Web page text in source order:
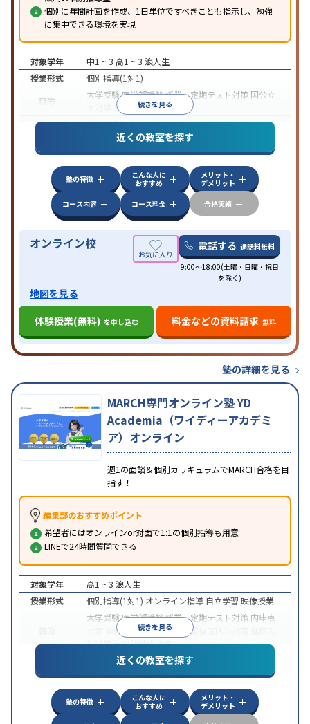
個別に年間計画を作成、1日単位ですべきことも指示し、勉強
に集中できる環境を実現
続きを見る
対象学年 中1 ~ 3 高1 ~ 3 浪人生
授業形式
個別指導(1対1)
目的
大学受験医学部受験授業・定期テスト対策 国公立
英検(英語検定)対策
中高一貫校生に対応授業の振替可能オンライン対
自習室あり
近くの教室を探す
塾の特徴
こんな人に
おすすめ
メリット・
デメリット
コース内容
コース料金 合格実績
オンライン校 電話する 通話料無料
9:00～18:00(土曜・日曜・祝日
を除く)
地図を見る
体験授業(無料) を申し込む 料金などの資料請求 無料
塾の詳細を見る
MARCH専門オンライン塾 YD
Academia（ワイディーアカデミ
ア）オンライン
週1の面談＆個別カリキュラムでMARCH合格を目
指す！
編集部のおすすめポイント
希望者にはオンラインor対面で1:1の個別指導も用意
LINEで24時間質問できる
続きを見る
対象学年 高1 ~ 3 浪人生
授業形式
個別指導(1対1) オンライン指導 自立学習 映像授業
大学受験医学部受験授業・定期テスト対策 内申点
学習習慣の定着 総合型選抜(旧AO)対策
試対策学校別特化対策
特徴
中高一貫校生に対応授業の振替可能
学習にPC・タブレットを利用オンライン対応1
科目から受講可能
近くの教室を探す
塾の特徴
こんな人に
おすすめ
メリット・
デメリット